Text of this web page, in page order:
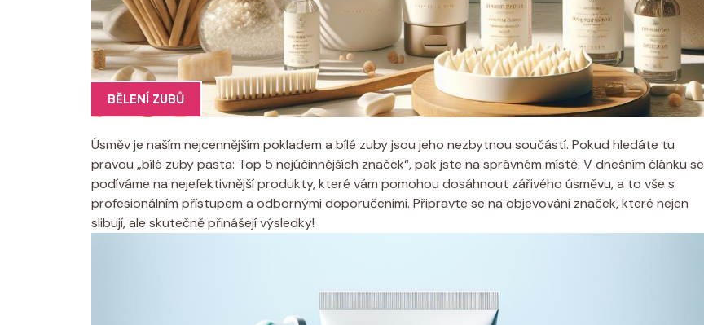
BĚLENÍ ZUBŮ
Úsměv je naším nejcennějším pokladem⁢ a bílé⁢ zuby jsou jeho nezbytnou ‍součástí. Pokud⁤ hledáte tu
pravou „bílé zuby pasta: Top 5 nejúčinnějších značek“, pak jste ⁤na správném místě. ⁣V⁣ dnešním ⁣článku se
podíváme ⁢na nejefektivnější produkty, které​ vám pomohou‍ dosáhnout zářivého úsměvu,⁣ a to vše s
profesionálním přístupem a odbornými doporučeními. Připravte se na objevování⁤ značek, které nejen
slibují, ale skutečně přinášejí výsledky!